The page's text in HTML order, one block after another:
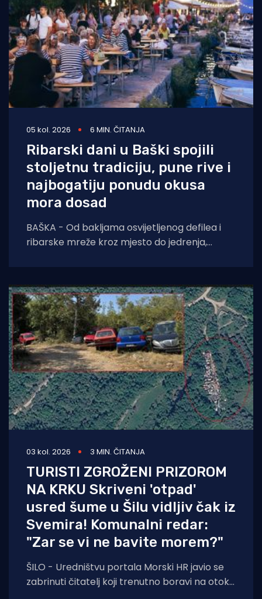
05 kol. 2026 6 MIN. ČITANJA
Ribarski dani u Baški spojili
stoljetnu tradiciju, pune rive i
najbogatiju ponudu okusa
mora dosad
BAŠKA - Od bakljama osvijetljenog defilea i
ribarske mreže kroz mjesto do jedrenja,
03 kol. 2026 3 MIN. ČITANJA
TURISTI ZGROŽENI PRIZOROM
NA KRKU Skriveni 'otpad'
usred šume u Šilu vidljiv čak iz
Svemira! Komunalni redar:
"Zar se vi ne bavite morem?"
ŠILO - Uredništvu portala Morski HR javio se
zabrinuti čitatelj koji trenutno boravi na otoku